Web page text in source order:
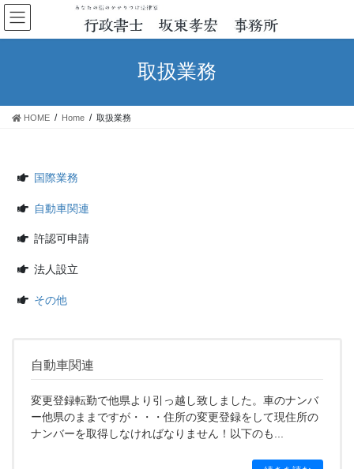
コ
ン
テ
ス
ナ
ビ
ゲ
ン
取扱業務
HOME Home 取扱業務
国際業務
自動車関連
許認可申請
法人設立
その他
自動車関連
変更登録転勤で他県より引っ越し致しました。車のナンバ
ー他県のままですが・・・住所の変更登録をして現住所の
ナンバーを取得しなければなりません！以下のも...